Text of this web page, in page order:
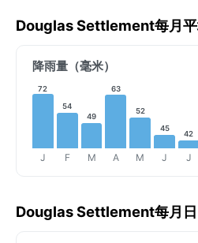
Douglas Settlement每月平
降雨量（毫米）
72
J
54
F
49
M
63
A
52
M
45
J
42
J
Douglas Settlement每月